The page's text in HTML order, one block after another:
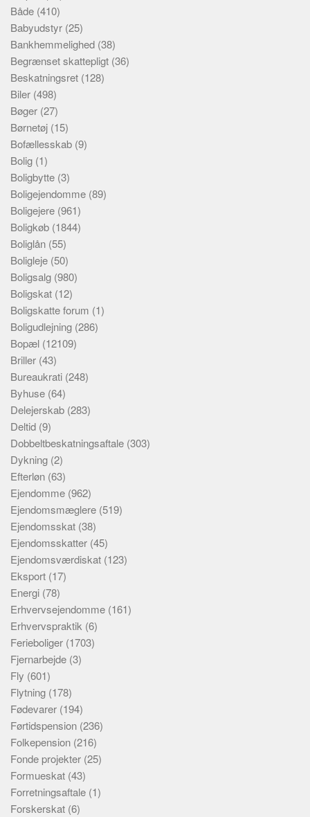
Både (410)
Babyudstyr (25)
Bankhemmelighed (38)
Begrænset skattepligt (36)
Beskatningsret (128)
Biler (498)
Bøger (27)
Børnetøj (15)
Bofællesskab (9)
Bolig (1)
Boligbytte (3)
Boligejendomme (89)
Boligejere (961)
Boligkøb (1844)
Boliglån (55)
Boligleje (50)
Boligsalg (980)
Boligskat (12)
Boligskatte forum (1)
Boligudlejning (286)
Bopæl (12109)
Briller (43)
Bureaukrati (248)
Byhuse (64)
Delejerskab (283)
Deltid (9)
Dobbeltbeskatningsaftale (303)
Dykning (2)
Efterløn (63)
Ejendomme (962)
Ejendomsmæglere (519)
Ejendomsskat (38)
Ejendomsskatter (45)
Ejendomsværdiskat (123)
Eksport (17)
Energi (78)
Erhvervsejendomme (161)
Erhvervspraktik (6)
Ferieboliger (1703)
Fjernarbejde (3)
Fly (601)
Flytning (178)
Fødevarer (194)
Førtidspension (236)
Folkepension (216)
Fonde projekter (25)
Formueskat (43)
Forretningsaftale (1)
Forskerskat (6)